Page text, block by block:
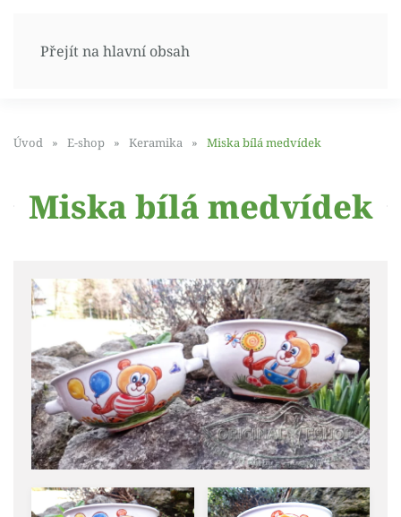
Přejít na hlavní obsah
Úvod E-shop Keramika Miska bílá medvídek
Miska bílá medvídek